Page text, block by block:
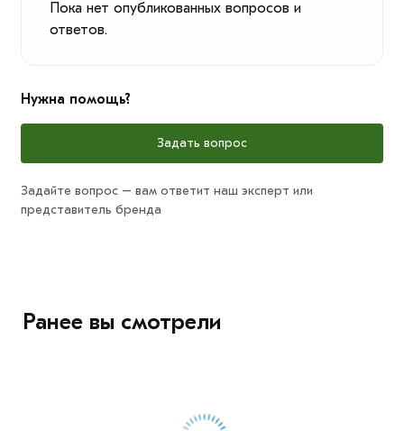
Пока нет опубликованных вопросов и
ответов.
Нужна помощь?
Задать вопрос
Задайте вопрос – вам ответит наш эксперт или
представитель бренда
Ранее вы смотрели